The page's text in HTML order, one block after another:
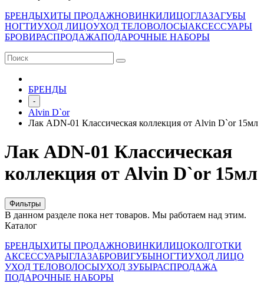
БРЕНДЫХИТЫ ПРОДАЖНОВИНКИЛИЦОГЛАЗАГУБЫ
НОГТИУХОД ЛИЦОУХОД ТЕЛОВОЛОСЫАКСЕССУАРЫ
БРОВИРАСПРОДАЖАПОДАРОЧНЫЕ НАБОРЫ
БРЕНДЫ
-
Alvin D`or
Лак ADN-01 Классическая коллекция от Alvin D`or 15мл
Лак ADN-01 Классическая
коллекция от Alvin D`or 15мл
Фильтры
В данном разделе пока нет товаров. Мы работаем над этим.
Каталог
БРЕНДЫХИТЫ ПРОДАЖНОВИНКИЛИЦОКОЛГОТКИ
АКСЕССУАРЫГЛАЗАБРОВИГУБЫНОГТИУХОД ЛИЦО
УХОД ТЕЛОВОЛОСЫУХОД ЗУБЫРАСПРОДАЖА
ПОДАРОЧНЫЕ НАБОРЫ